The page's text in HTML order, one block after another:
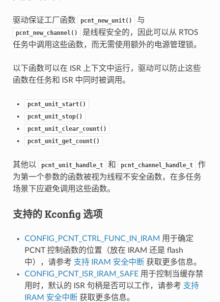
驱动保证工厂函数 pcnt_new_unit() 与
pcnt_new_channel()
是线程安全的，因此可以从 RTOS
任务中调用这些函数，而无需使用额外的电源管理锁。
以下函数可以在 ISR 上下文中运行，驱动可以防止这些
函数在任务和 ISR 中同时被调用。
pcnt_unit_start()
pcnt_unit_stop()
pcnt_unit_clear_count()
pcnt_unit_get_count()
其他以 pcnt_unit_handle_t 和 pcnt_channel_handle_t
作
为第一个参数的函数被视为线程不安全函数，在多任务
场景下应避免调用这些函数。
支持的 Kconfig 选项
CONFIG_PCNT_CTRL_FUNC_IN_IRAM 用于确定
PCNT 控制函数的位置（放在 IRAM 还是 flash
中），请参考 支持 IRAM 安全中断获取更多信息。
CONFIG_PCNT_ISR_IRAM_SAFE用于控制当缓存禁
用时，默认的 ISR 句柄是否可以工作，请参考 支持
IRAM 安全中断获取更多信息。